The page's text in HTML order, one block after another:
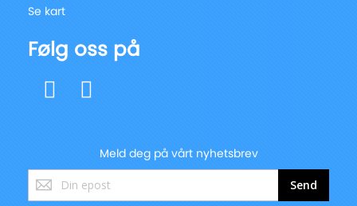
Se kart
Følg oss på
Meld deg på vårt nyhetsbrev
Registrer
deg
Send